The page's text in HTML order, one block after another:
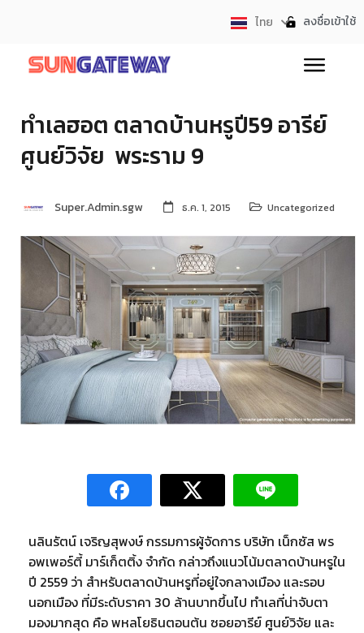
ไทย
English ลงชื่อเข้าใช้
ทำเลฮอต ตลาดบ้านหรูปี59 อารีย์ 
ศูนย์วิจัย  พระราม 9
Super.Admin.sgw ธ.ค. 1, 2015 Uncategorized
นลินรัตน์ เจริญสุพงษ์ กรรมการผู้จัดการ บริษัท เน็กซัส พร
อพเพอร์ตี้ มาร์เก็ตติ้ง จำกัด กล่าวถึงแนวโน้มตลาดบ้านหรูใน
ปี 2559 ว่า สำหรับตลาดบ้านหรูที่อยู่ใจกลางเมือง และรอบ
นอกเมือง ที่มีระดับราคา 30 ล้านบาทขึ้นไป ทำเลที่น่าจับตา
มองมากสุด คือ พหลโยธินตอนต้น ซอยอารีย์ ศูนย์วิจัย และ